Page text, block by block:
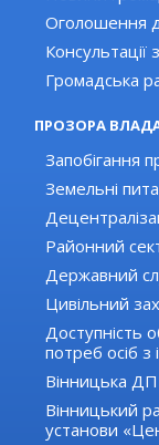
Оголошення
Консультації
Громадська
ПРОЗОРА
Запобігання
Земельні
Районний
Державний
Цивільний
Доступність
потреб осіб з
Вінницька
Вінницький
установи